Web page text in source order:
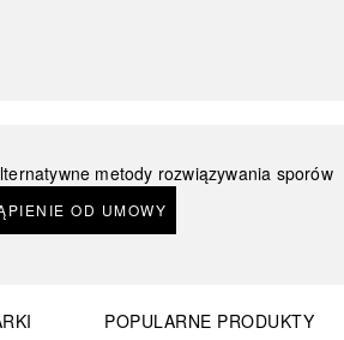
metody rozwiązywania sporów
OD UMOWY
POPULARNE PRODUKTY